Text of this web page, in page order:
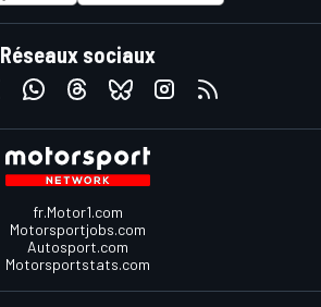
Réseaux sociaux
fr.Motor1.com
Motorsportjobs.com
Autosport.com
Motorsportstats.com